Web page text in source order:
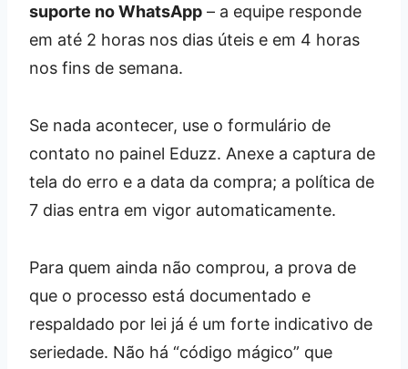
suporte no WhatsApp – a equipe responde
em até 2 horas nos dias úteis e em 4 horas
nos fins de semana.
Se nada acontecer, use o formulário de
contato no painel Eduzz. Anexe a captura de
tela do erro e a data da compra; a política de
7 dias entra em vigor automaticamente.
Para quem ainda não comprou, a prova de
que o processo está documentado e
respaldado por lei já é um forte indicativo de
seriedade. Não há “código mágico” que